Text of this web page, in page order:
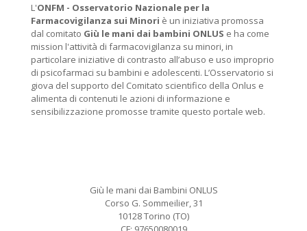
L'ONFM - Osservatorio Nazionale per la
Farmacovigilanza sui Minori è un iniziativa promossa
dal comitato Giù le mani dai bambini ONLUS e ha come
mission l'attività di farmacovigilanza su minori, in
particolare iniziative di contrasto all’abuso e uso improprio
di psicofarmaci su bambini e adolescenti. L’Osservatorio si
giova del supporto del Comitato scientifico della Onlus e
alimenta di contenuti le azioni di informazione e
sensibilizzazione promosse tramite questo portale web.
Giù le mani dai Bambini ONLUS
Corso G. Sommeilier, 31
10128 Torino (TO)